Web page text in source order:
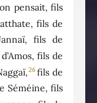
pensait, fils
fils de
fils de
fils de
26 fils de
Séméine, fils